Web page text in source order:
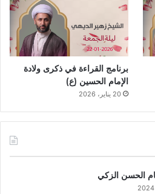
برنامج القراءة في ذكرى ولادة
الإمام الحسين (ع)
20 يناير، 2026
الحسن الزكي